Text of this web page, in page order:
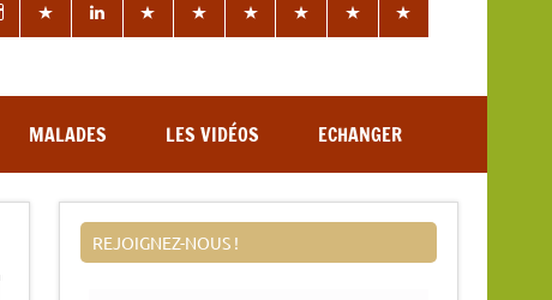
MALADES LES VIDÉOS ECHANGER
REJOIGNEZ-NOUS !